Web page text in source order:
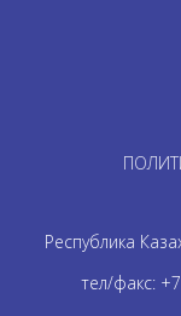
Республика
тел/факс: